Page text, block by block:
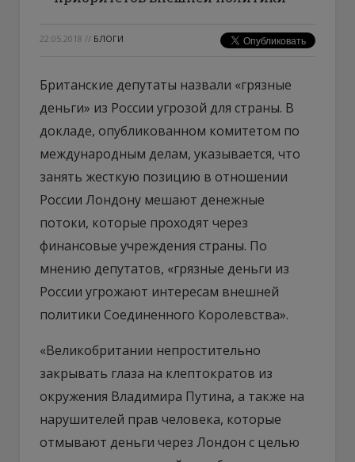
22.05.2018 // БЛОГИ
Британские депутаты назвали «грязные
деньги» из России угрозой для страны. В
докладе, опубликованном комитетом по
международным делам, указывается, что
занять жесткую позицию в отношении
России Лондону мешают денежные
потоки, которые проходят через
финансовые учреждения страны. По
мнению депутатов, «грязные деньги из
России угрожают интересам внешней
политики Соединенного Королевства».
«Великобритании непростительно
закрывать глаза на клептократов из
окружения Владимира Путина, а также на
нарушителей прав человека, которые
отмывают деньги через Лондон с целью